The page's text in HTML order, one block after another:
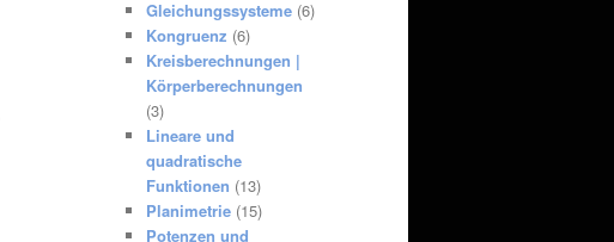
Gleichungssysteme (6)
Kongruenz (6)
Kreisberechnungen |
Körperberechnungen
(3)
Lineare und
quadratische
Funktionen (13)
Planimetrie (15)
Potenzen und